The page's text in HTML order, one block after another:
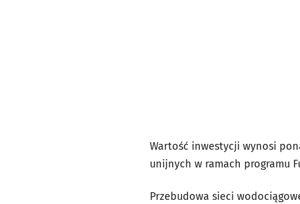
Wartość inwestycji wynosi
unijnych w ramach programu
Przebudowa sieci